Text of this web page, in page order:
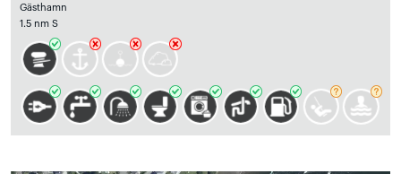
Gästhamn
1.5 nm S